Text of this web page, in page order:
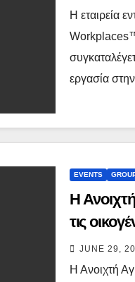
Η εταιρεία
εργασία
EVENTS
Η
τις
JUNE 29,
Η Ανοιχτή